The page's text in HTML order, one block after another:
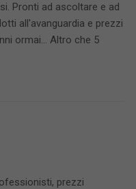
Pronti ad ascoltare e ad
all'avanguardia e prezzi
ormai... Altro che 5
prezzi